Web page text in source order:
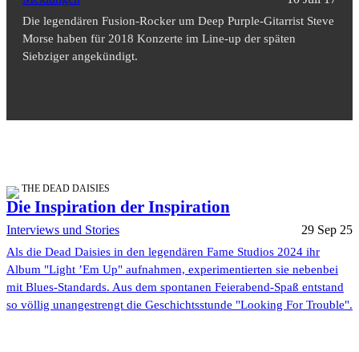
Die legendären Fusion-Rocker um Deep Purple-Gitarrist Steve
Morse haben für 2018 Konzerte im Line-up der späten
Siebziger angekündigt.
THE DEAD DAISIES
Die Inspiration der Inspiration
Interviews und Stories 29 Sep 25
Als die Dead Daisies in den legendären Fame Studios 2024 ihr
Album "Light ’Em Up" aufnahmen, experimentierten sie nebenbei
mit Blues-Standards. Aus dem spontanen Feierabend-Spaß entstand
so völlig unangestrengt die Geschichtsstunde "Looking For Trouble".